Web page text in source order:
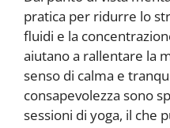
pratica per ridurre lo
fluidi e la
aiutano a rallentare la
senso di calma e
consapevolezza sono
sessioni di yoga, il che